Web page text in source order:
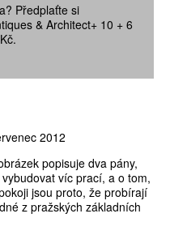
Předplaťte si
& Architect+ 10 + 6
2012
popisuje dva pány,
víc prací, a o tom,
jsou proto, že probírají
z pražských základních